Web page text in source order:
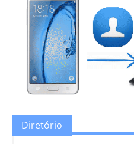
Diretório